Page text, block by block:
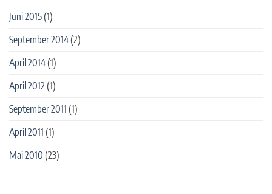
Juni 2015(1)
September 2014(2)
April 2014(1)
April 2012 (1)
September 2011 (1)
April 2011 (1)
Mai 2010 (23)